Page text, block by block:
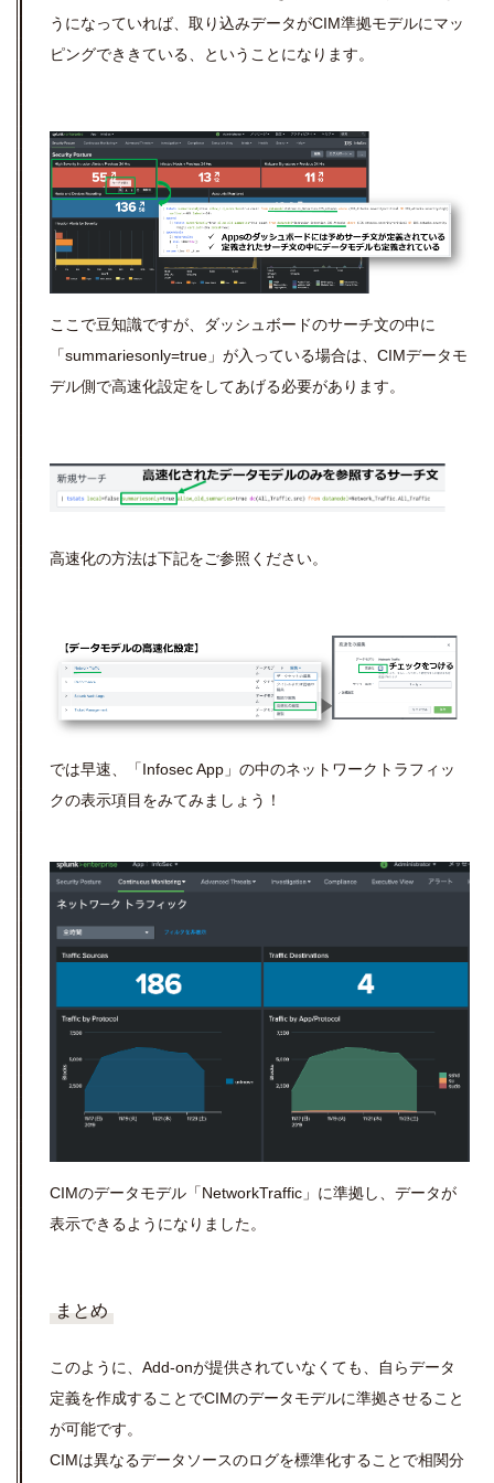
うになっていれば、取り込みデータがCIM準拠モデルにマッ
ピングでききている、ということになります。
ここで豆知識ですが、ダッシュボードのサーチ文の中に
「summariesonly=true」が入っている場合は、CIMデータモ
デル側で高速化設定をしてあげる必要があります。
高速化の方法は下記をご参照ください。
では早速、「Infosec App」の中のネットワークトラフィッ
クの表示項目をみてみましょう！
CIMのデータモデル「NetworkTraffic」に準拠し、データが
表示できるようになりました。
まとめ
このように、Add-onが提供されていなくても、自らデータ
定義を作成することでCIMのデータモデルに準拠させること
が可能です。
CIMは異なるデータソースのログを標準化することで相関分